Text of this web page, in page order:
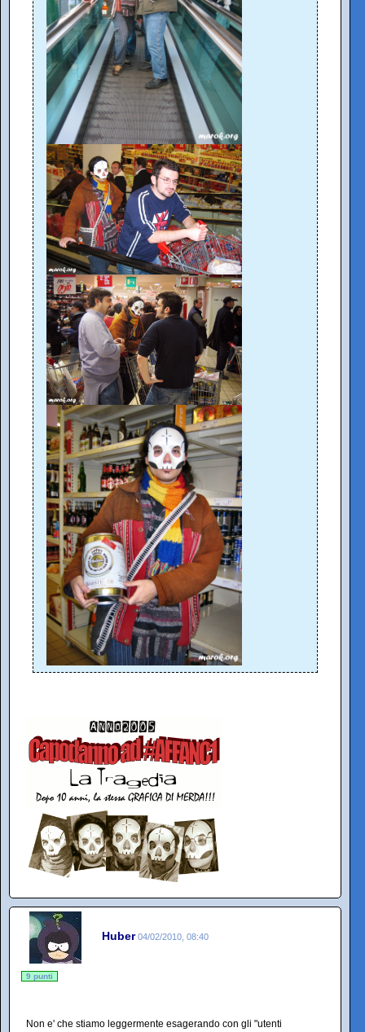
Huber 04/02/2010, 08:40
9 punti
Non e' che stiamo leggermente esagerando con gli "utenti